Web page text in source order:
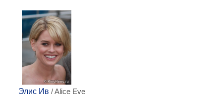
Элис Ив / Alice Eve